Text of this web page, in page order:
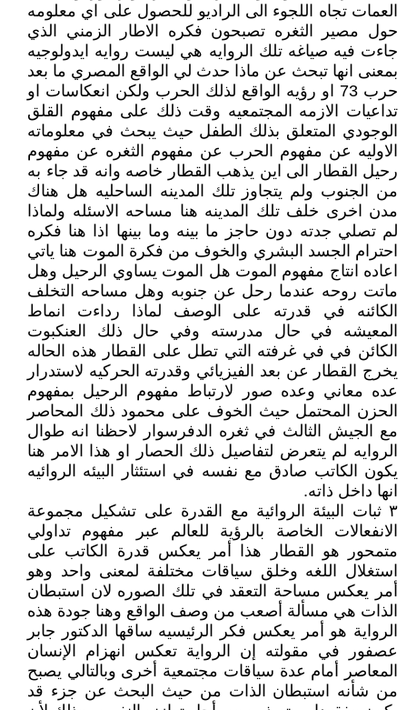
العمات تجاه اللجوء الى الراديو للحصول على اي معلومه
حول مصير الثغره تصبحون فكره الاطار الزمني الذي
جاءت فيه صياغه تلك الروايه هي ليست روايه ايدولوجيه
بمعنى انها تبحث عن ماذا حدث لي الواقع المصري ما بعد
حرب 73 او رؤيه الواقع لذلك الحرب ولكن انعكاسات او
تداعيات الازمه المجتمعيه وقت ذلك على مفهوم القلق
الوجودي المتعلق بذلك الطفل حيث يبحث في معلوماته
الاوليه عن مفهوم الحرب عن مفهوم الثغره عن مفهوم
رحيل القطار الى اين يذهب القطار خاصه وانه قد جاء به
من الجنوب ولم يتجاوز تلك المدينه الساحليه هل هناك
مدن اخرى خلف تلك المدينه هنا مساحه الاسئله ولماذا
لم تصلي جدته دون حاجز ما بينه وما بينها اذا هنا فكره
احترام الجسد البشري والخوف من فكرة الموت هنا ياتي
اعاده انتاج مفهوم الموت هل الموت يساوي الرحيل وهل
ماتت روحه عندما رحل عن جنوبه وهل مساحه التخلف
الكائنه في قدرته على الوصف لماذا رداءت انماط
المعيشه في حال مدرسته وفي حال ذلك العنكبوت
الكائن في في غرفته التي تطل على القطار هذه الحاله
يخرج القطار عن بعد الفيزيائي وقدرته الحركيه لاستدرار
عده معاني وعده صور لارتباط مفهوم الرحيل بمفهوم
الحزن المحتمل حيث الخوف على محمود ذلك المحاصر
مع الجيش الثالث في ثغره الدفرسوار لاحظنا انه طوال
الروايه لم يتعرض لتفاصيل ذلك الحصار او هذا الامر هنا
يكون الكاتب صادق مع نفسه في استئثار البيئه الروائيه
انها داخل ذاته.
٣ ثبات البيئة الروائية مع القدرة على تشكيل مجموعة
الانفعالات الخاصة بالرؤية للعالم عبر مفهوم تداولي
متمحور هو القطار هذا أمر يعكس قدرة الكاتب على
استغلال اللغه وخلق سياقات مختلفة لمعنى واحد وهو
أمر يعكس مساحة التعقد في تلك الصوره لان استبطان
الذات هي مسألة أصعب من وصف الواقع وهنا جودة هذه
الرواية هو أمر يعكس فكر الرئيسيه ساقها الدكتور جابر
عصفور في مقولته إن الرواية تعكس انهزام الإنسان
المعاصر أمام عدة سياقات مجتمعية أخرى وبالتالي يصبح
من شأنه استبطان الذات من حيث البحث عن جزء قد